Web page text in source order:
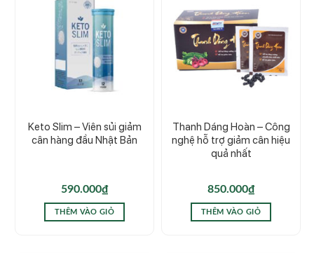
Keto Slim – Viên sủi giảm
cân hàng đầu Nhật Bản
590.000₫
THÊM VÀO GIỎ
Thanh Dáng Hoàn – Công
nghệ hỗ trợ giảm cân hiệu
quả nhất
850.000₫
THÊM VÀO GIỎ